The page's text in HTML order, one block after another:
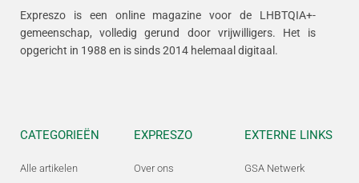
Expreszo is een online magazine voor de LHBTQIA+-
gemeenschap, volledig gerund door vrijwilligers. Het is
opgericht in 1988 en is sinds 2014 helemaal digitaal.
CATEGORIEËN
Alle artikelen
EXPRESZO
Over ons
EXTERNE LINKS
GSA Netwerk